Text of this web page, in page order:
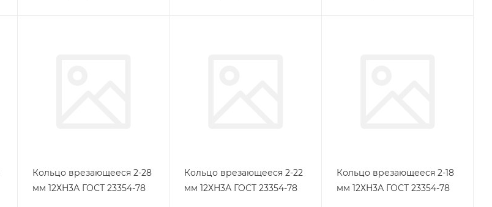
Кольцо врезающееся 2-28
мм 12ХН3А ГОСТ 23354-78
Кольцо врезающееся 2-22
мм 12ХН3А ГОСТ 23354-78
Кольцо врезающееся 2-18
мм 12ХН3А ГОСТ 23354-78